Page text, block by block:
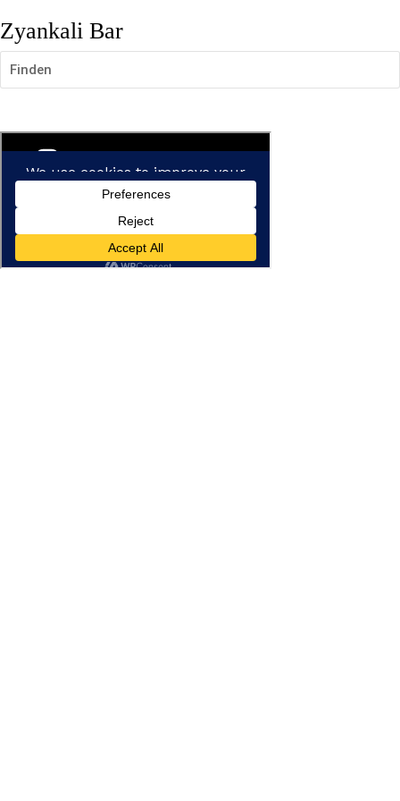
Zyankali Bar
Finden